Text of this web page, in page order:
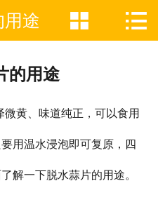
网站首页
用途  
的用途
黄、味道纯正，可以食用
用温水浸泡即可复原，四
解一下脱水蒜片的用途。